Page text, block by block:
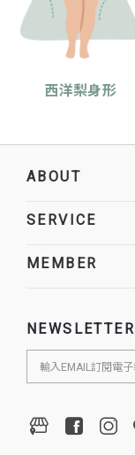
西洋梨身形
ABOUT
SERVICE
MEMBER
NEWSLETTER